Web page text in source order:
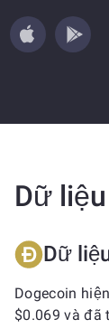
Dữ
Dữ
Dogecoin
$0.069 và đã